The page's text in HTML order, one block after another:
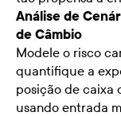
Análise de
de Câmbio
Modele o risco
quantifique a
posição de caixa
usando entrada